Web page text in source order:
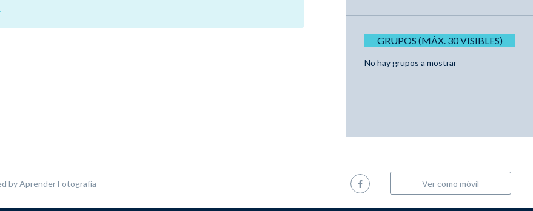
GRUPOS (MÁX. 30 VISIBLES)
No hay grupos a mostrar
byAprender Fotografía